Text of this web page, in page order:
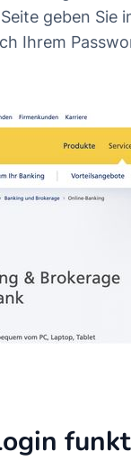
geben Sie
Ihrem